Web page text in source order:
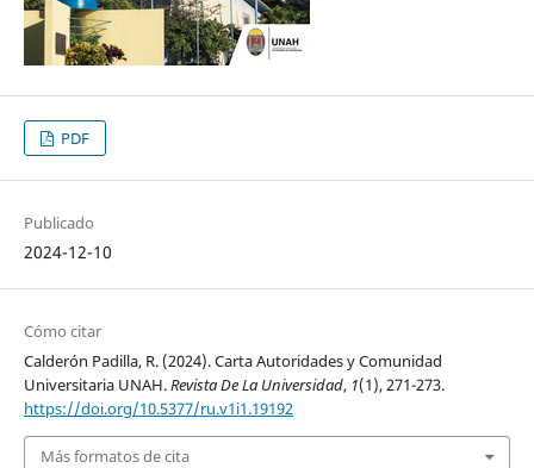
PDF
Publicado
2024-12-10
Cómo citar
Calderón Padilla, R. (2024). Carta Autoridades y Comunidad
Universitaria UNAH.Revista De La Universidad, 1(1), 271-273.
https://doi.org/10.5377/ru.v1i1.19192
Más formatos de cita